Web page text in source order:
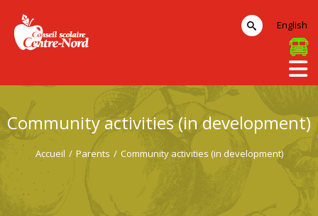
Community activities (in development)
Accueil / Parents / Community activities (in development)
English